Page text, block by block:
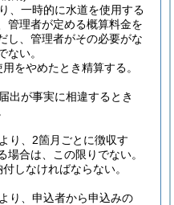
、一時的に水道を使用する
管理者が定める概算料金を
し、管理者がその必要がな
ない。
をやめたとき精算する。
出が事実に相違するとき
り、2箇月ごとに徴収す
場合は、この限りでない。
しなければならない。
り、申込者から申込みの